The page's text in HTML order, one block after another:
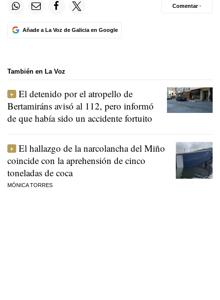
Añade a La Voz de Galicia en Google
Comentar ·
También en La Voz
El detenido por el atropello de
Bertamiráns avisó al 112, pero informó
de que había sido un accidente fortuito
El hallazgo de la narcolancha del Miño
coincide con la aprehensión de cinco
toneladas de coca
MÓNICA TORRES